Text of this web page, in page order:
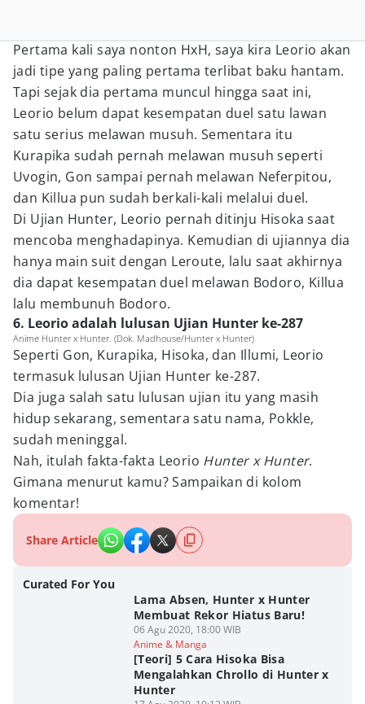
Pertama kali saya nonton HxH, saya kira Leorio akan
jadi tipe yang paling pertama terlibat baku hantam.
Tapi sejak dia pertama muncul hingga saat ini,
Leorio belum dapat kesempatan duel satu lawan
satu serius melawan musuh. Sementara itu
Kurapika sudah pernah melawan musuh seperti
Uvogin, Gon sampai pernah melawan Neferpitou,
dan Killua pun sudah berkali-kali melalui duel.
Di Ujian Hunter, Leorio pernah ditinju Hisoka saat
mencoba menghadapinya. Kemudian di ujiannya dia
hanya main suit dengan Leroute, lalu saat akhirnya
dia dapat kesempatan duel melawan Bodoro, Killua
lalu membunuh Bodoro.
6. Leorio adalah lulusan Ujian Hunter ke-287
Anime Hunter x Hunter. (Dok. Madhouse/Hunter x Hunter)
Seperti Gon, Kurapika, Hisoka, dan Illumi, Leorio
termasuk lulusan Ujian Hunter ke-287.
Dia juga salah satu lulusan ujian itu yang masih
hidup sekarang, sementara satu nama, Pokkle,
sudah meninggal.
Nah, itulah fakta-fakta Leorio Hunter x Hunter.
Gimana menurut kamu? Sampaikan di kolom
komentar!
Share Article
Curated For You
Lama Absen, Hunter x Hunter
Membuat Rekor Hiatus Baru!
06 Agu 2020, 18:00 WIB
Anime & Manga
[Teori] 5 Cara Hisoka Bisa
Mengalahkan Chrollo di Hunter x
Hunter